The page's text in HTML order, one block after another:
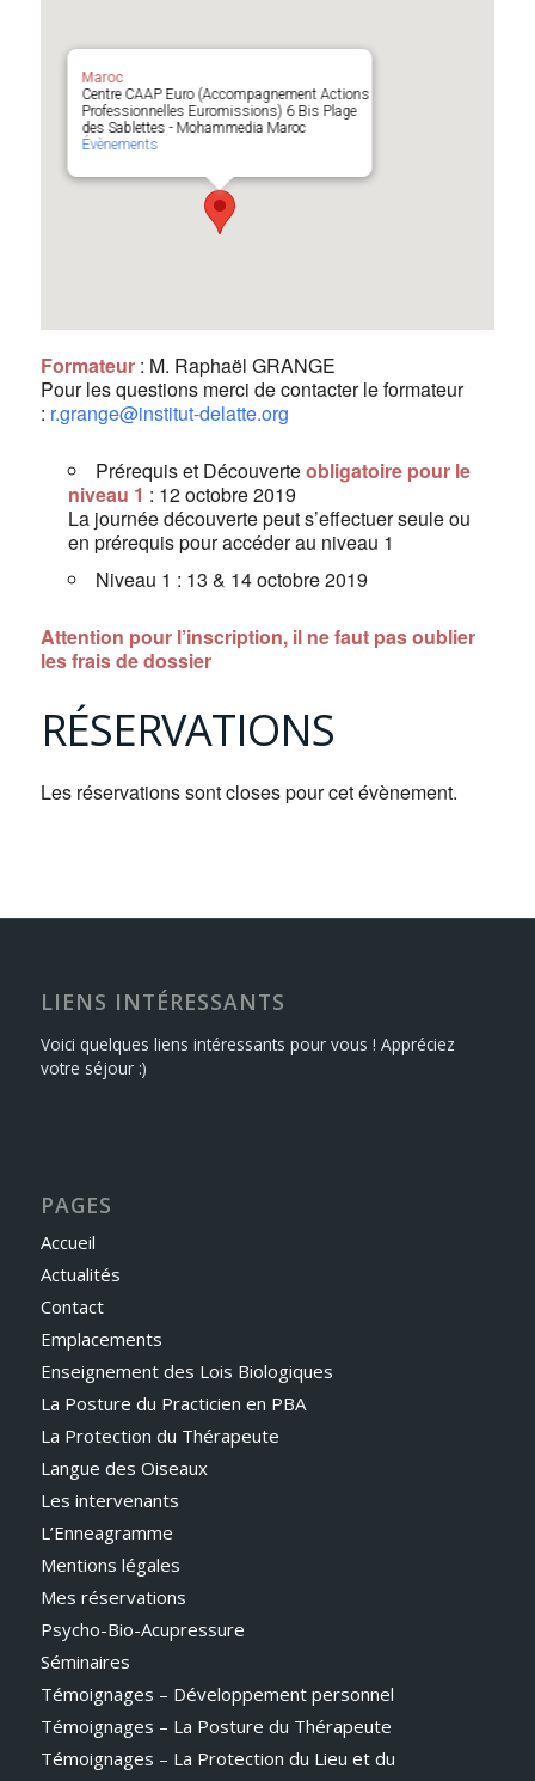
Maroc
Centre CAAP Euro (Accompagnement Actions
Professionnelles Euromissions) 6 Bis Plage
des Sablettes - Mohammedia Maroc
Évènements
Formateur: M. Raphaël GRANGE
Pour les questions merci de contacter le formateur
: r.grange@institut-delatte.org
Prérequis et Découverteobligatoire pour le
niveau 1 : 12 octobre 2019
La journée découverte peut s’effectuer seule ou
en prérequis pour accéder au niveau 1
Niveau 1 : 13 & 14 octobre 2019
Attention pour l’inscription, il ne faut pas oublier
les frais de dossier
RÉSERVATIONS
Les réservations sont closes pour cet évènement.
LIENS INTÉRESSANTS
Voici quelques liens intéressants pour vous ! Appréciez
votre séjour :)
PAGES
Accueil
Actualités
Contact
Emplacements
Enseignement des Lois Biologiques
La Posture du Practicien en PBA
La Protection du Thérapeute
Langue des Oiseaux
Les intervenants
L’Enneagramme
Mentions légales
Mes réservations
Psycho-Bio-Acupressure
Séminaires
Témoignages – Développement personnel
Témoignages – La Posture du Thérapeute
Témoignages – La Protection du Lieu et du